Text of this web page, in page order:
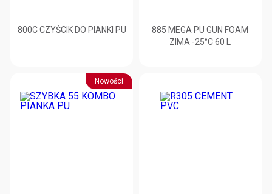
800C CZYŚCIK DO PIANKI PU
885 MEGA PU GUN FOAM
ZIMA -25°C 60 L
Nowości